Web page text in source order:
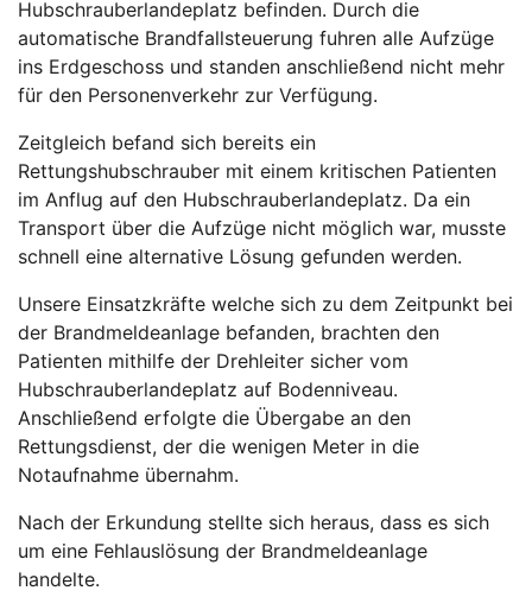
Hubschrauberlandeplatz befinden. Durch die
automatische Brandfallsteuerung fuhren alle Aufzüge
ins Erdgeschoss und standen anschließend nicht mehr
für den Personenverkehr zur Verfügung.
Zeitgleich befand sich bereits ein
Rettungshubschrauber mit einem kritischen Patienten
im Anflug auf den Hubschrauberlandeplatz. Da ein
Transport über die Aufzüge nicht möglich war, musste
schnell eine alternative Lösung gefunden werden.
Unsere Einsatzkräfte welche sich zu dem Zeitpunkt bei
der Brandmeldeanlage befanden, brachten den
Patienten mithilfe der Drehleiter sicher vom
Hubschrauberlandeplatz auf Bodenniveau.
Anschließend erfolgte die Übergabe an den
Rettungsdienst, der die wenigen Meter in die
Notaufnahme übernahm.
Nach der Erkundung stellte sich heraus, dass es sich
um eine Fehlauslösung der Brandmeldeanlage
handelte.